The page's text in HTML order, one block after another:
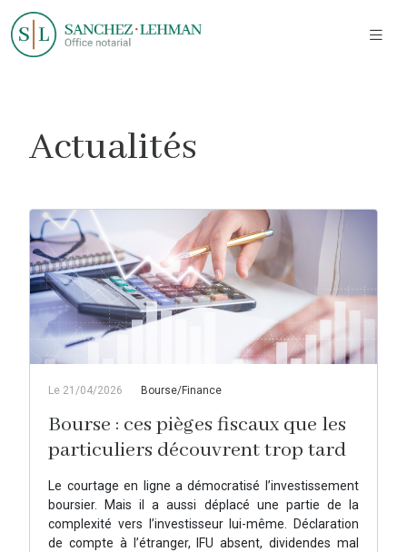
Actualités
Le 21/04/2026 Bourse/Finance
Bourse : ces pièges fiscaux que les
particuliers découvrent trop tard
Le courtage en ligne a démocratisé l’investissement
boursier. Mais il a aussi déplacé une partie de la
complexité vers l’investisseur lui-même. Déclaration
de compte à l’étranger, IFU absent, dividendes mal